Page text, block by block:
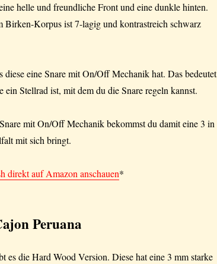
helle und freundliche Front und eine dunkle hinten.
Birken-Korpus ist 7-lagig und kontrastreich schwarz
diese eine Snare mit On/Off Mechanik hat. Das
ein Stellrad ist, mit dem du die Snare regeln kannst.
mit On/Off Mechanik bekommst du damit eine 3 in
mit sich bringt.
direkt auf Amazon anschauen*
Peruana
es die Hard Wood Version. Diese hat eine 3 mm starke